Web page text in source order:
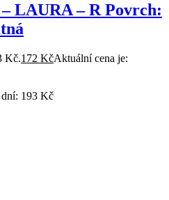
LAURA – R Povrch:
Kč.172 KčAktuální cena je:
193 Kč